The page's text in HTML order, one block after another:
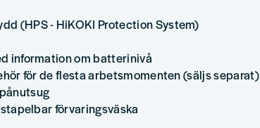
(HPS - HiKOKI Protection System)
information om batterinivå
för de flesta arbetsmomenten (säljs separat)
förvaringsväska